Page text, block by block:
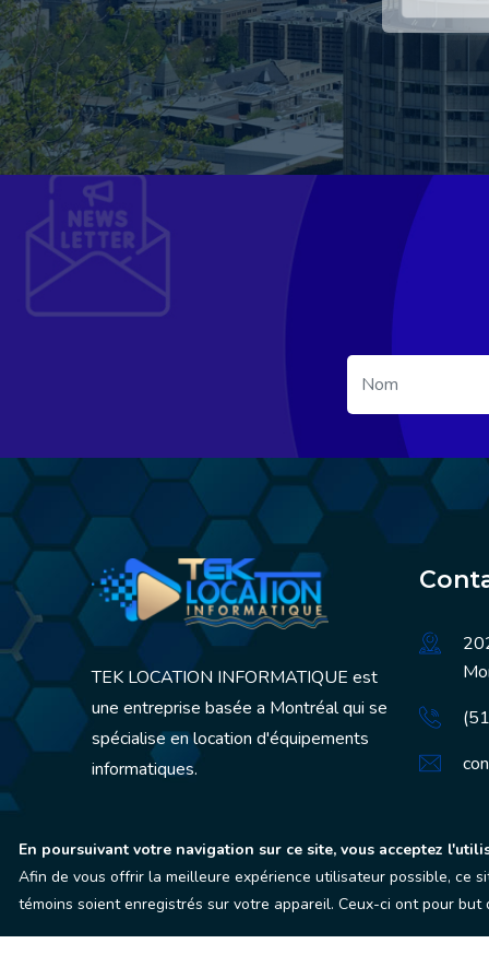
TEK LOCATION INFORMATIQUE est
une entreprise basée a Montréal qui se
spécialise en location d'équipements
informatiques.
En poursuivant votre navigation sur ce site, vous acceptez
Afin de vous offrir la meilleure expérience utilisateur possible, ce
témoins soient enregistrés sur votre appareil. Ceux-ci ont pour